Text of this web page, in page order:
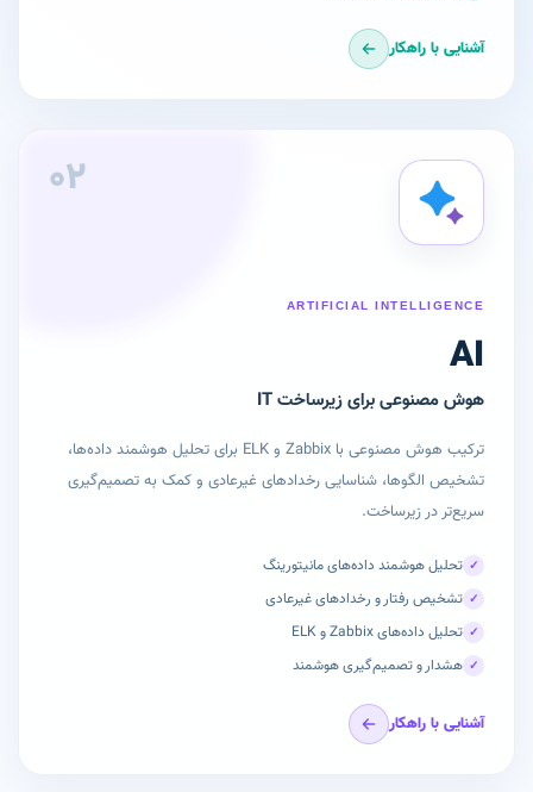
آشنایی با راهکار
۰۲
ARTIFICIAL INTELLIGENCE
AI
هوش مصنوعی برای زیرساخت IT
ترکیب هوش مصنوعی با Zabbix و ELK برای تحلیل هوشمند داده‌ها،
تشخیص الگوها، شناسایی رخدادهای غیرعادی و کمک به تصمیم‌گیری
سریع‌تر در زیرساخت.
✓ تحلیل هوشمند داده‌های مانیتورینگ
✓ تشخیص رفتار و رخدادهای غیرعادی
✓ تحلیل داده‌های Zabbix و ELK
✓ هشدار و تصمیم‌گیری هوشمند
آشنایی با راهکار